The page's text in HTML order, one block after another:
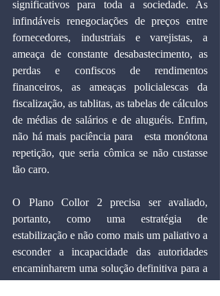
significativos para toda a sociedade. As
infindáveis renegociações de preços entre
fornecedores, industriais e varejistas, a
ameaça de constante desabastecimento, as
perdas e confiscos de rendimentos
financeiros, as ameaças policialescas da
fiscalização, as tablitas, as tabelas de cálculos
de médias de salários e de aluguéis. Enfim,
não há mais paciência para   esta monótona
repetição, que seria cômica se não custasse
tão caro.
O Plano Collor 2 precisa ser avaliado,
portanto, como uma estratégia de
estabilização e não como mais um paliativo a
esconder a incapacidade das autoridades
encaminharem uma solução definitiva para a